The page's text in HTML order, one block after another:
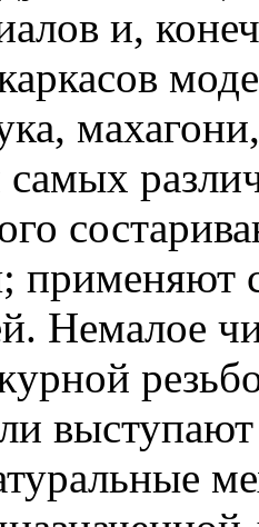
и,
применяют
Немалое